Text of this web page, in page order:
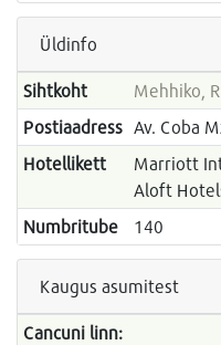
Üldinfo
Sihtkoht
Mehhiko,
Postiaadress Av. Coba
Hotellikett
Marriott
Aloft
Numbritube
140
Kaugus asumitest
Cancuni linn: